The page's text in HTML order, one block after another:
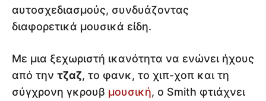
αυτοσχεδιασμούς, συνδυάζοντας
διαφορετικά μουσικά είδη.
Με μια ξεχωριστή ικανότητα να ενώνει ήχους
από την τζαζ, το φανκ, το χιπ-χοπ και τη
σύγχρονη γκρουβ μουσική, ο Smith φτιάχνει